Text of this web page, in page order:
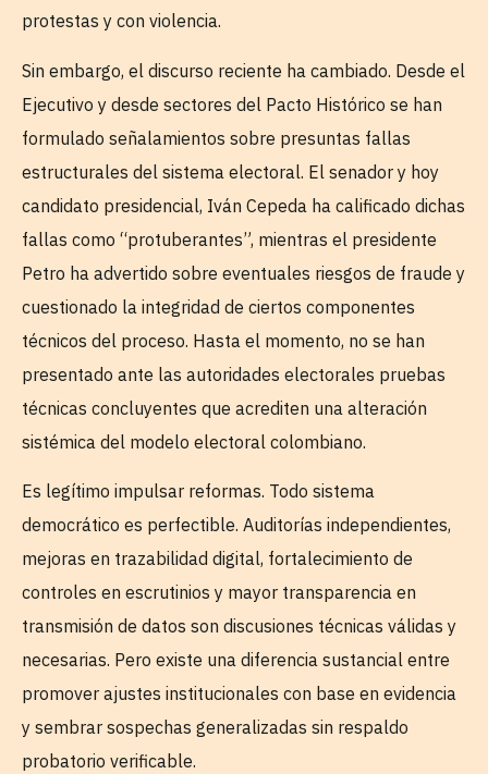
protestas y con violencia.
Sin embargo, el discurso reciente ha cambiado. Desde el
Ejecutivo y desde sectores del Pacto Histórico se han
formulado señalamientos sobre presuntas fallas
estructurales del sistema electoral. El senador y hoy
candidato presidencial, Iván Cepeda ha calificado dichas
fallas como “protuberantes”, mientras el presidente
Petro ha advertido sobre eventuales riesgos de fraude y
cuestionado la integridad de ciertos componentes
técnicos del proceso. Hasta el momento, no se han
presentado ante las autoridades electorales pruebas
técnicas concluyentes que acrediten una alteración
sistémica del modelo electoral colombiano.
Es legítimo impulsar reformas. Todo sistema
democrático es perfectible. Auditorías independientes,
mejoras en trazabilidad digital, fortalecimiento de
controles en escrutinios y mayor transparencia en
transmisión de datos son discusiones técnicas válidas y
necesarias. Pero existe una diferencia sustancial entre
promover ajustes institucionales con base en evidencia
y sembrar sospechas generalizadas sin respaldo
probatorio verificable.